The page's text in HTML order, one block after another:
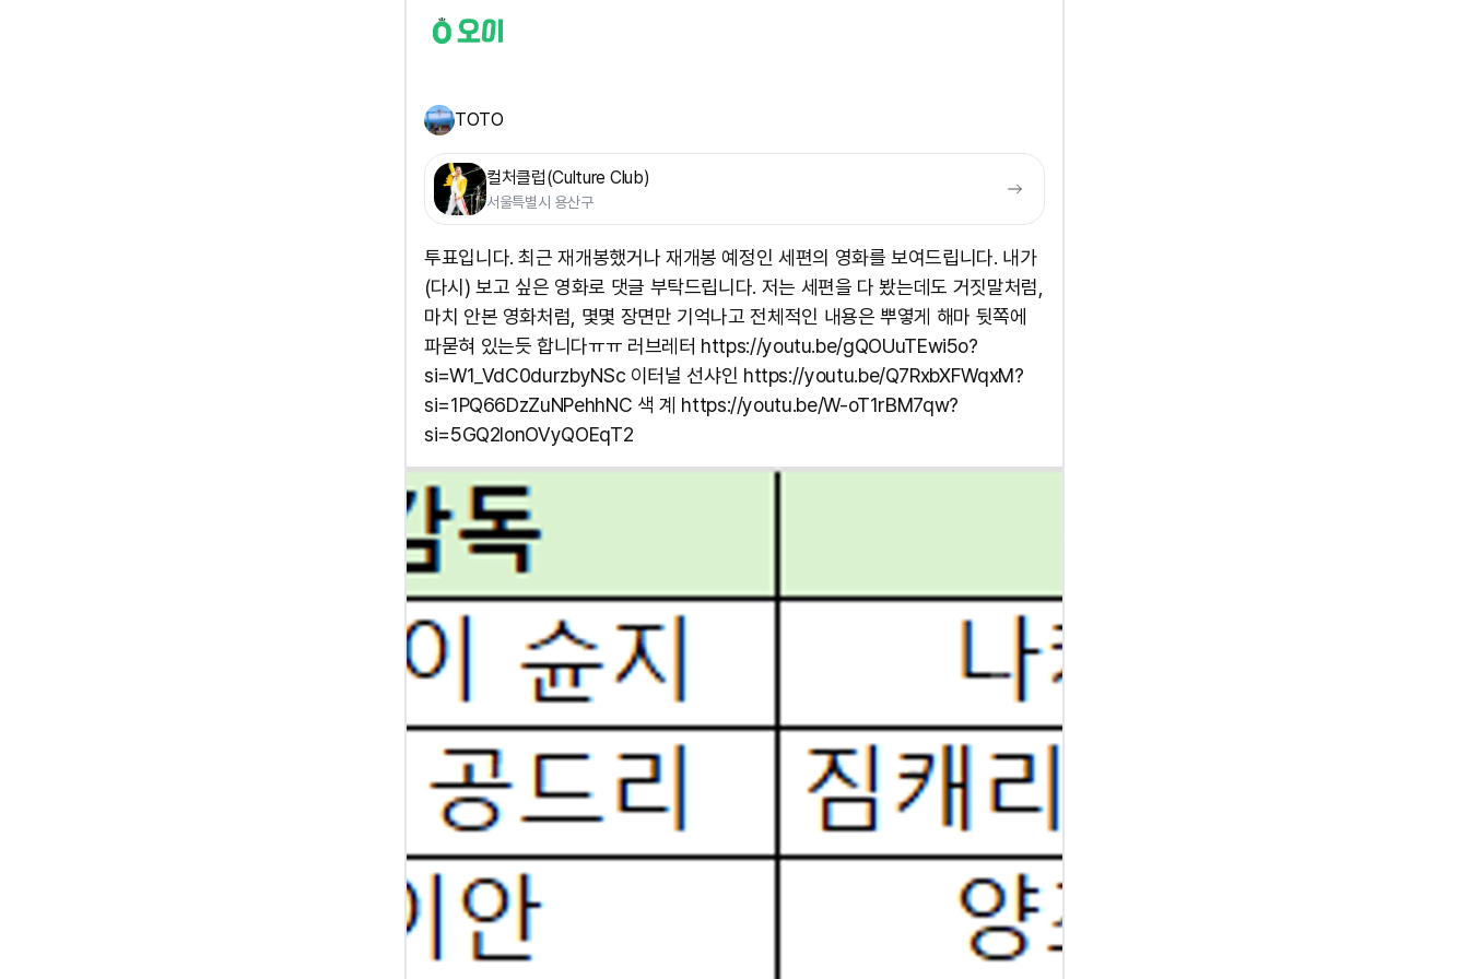
TOTO
컬처클럽(Culture Club)
서울특별시 용산구
투표입니다. 최근 재개봉했거나 재개봉 예정인 세편의 영화를 보여드립니다. 내가
(다시) 보고 싶은 영화로 댓글 부탁드립니다. 저는 세편을 다 봤는데도 거짓말처럼,
마치 안본 영화처럼, 몇몇 장면만 기억나고 전체적인 내용은 뿌옇게 해마 뒷쪽에
파묻혀 있는듯 합니다ㅠㅠ 러브레터 https://youtu.be/gQOUuTEwi5o?
si=W1_VdC0durzbyNSc 이터널 선샤인 https://youtu.be/Q7RxbXFWqxM?
si=1PQ66DzZuNPehhNC 색 계 https://youtu.be/W-oT1rBM7qw?
si=5GQ2IonOVyQOEqT2